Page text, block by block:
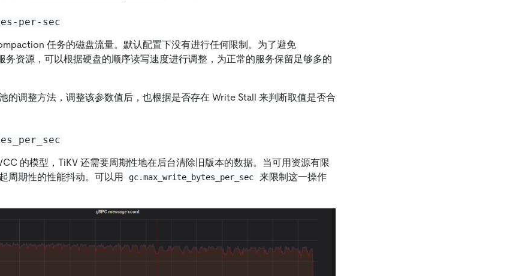
per-sec
任务的磁盘流量。默认配置下没有进行任何限制。为了避免
资源，可以根据硬盘的顺序读写速度进行调整，为正常的服务保留足够多的
的调整方法，调整该参数值后，也根据是否存在 Write Stall 来判断取值是否合
的模型，TiKV 还需要周期性地在后台清除旧版本的数据。当可用资源有限
周期性的性能抖动。可以用
gc.max_write_bytes_per_sec
来限制这一操作